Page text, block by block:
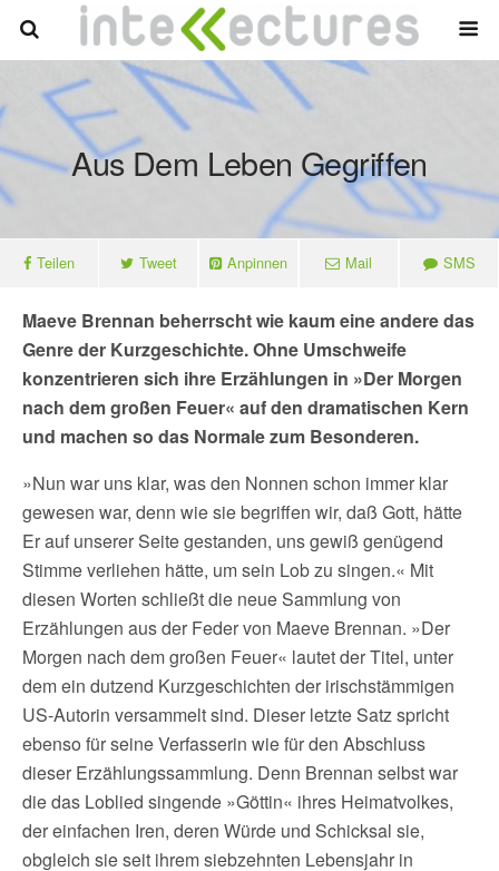
Aus Dem Leben Gegriffen
Teilen Tweet Anpinnen Mail SMS
Maeve Brennan beherrscht wie kaum eine andere das
Genre der Kurzgeschichte. Ohne Umschweife
konzentrieren sich ihre Erzählungen in »Der Morgen
nach dem großen Feuer« auf den dramatischen Kern
und machen so das Normale zum Besonderen.
»Nun war uns klar, was den Nonnen schon immer klar
gewesen war, denn wie sie begriffen wir, daß Gott, hätte
Er auf unserer Seite gestanden, uns gewiß genügend
Stimme verliehen hätte, um sein Lob zu singen.« Mit
diesen Worten schließt die neue Sammlung von
Erzählungen aus der Feder von Maeve Brennan. »Der
Morgen nach dem großen Feuer« lautet der Titel, unter
dem ein dutzend Kurzgeschichten der irischstämmigen
US-Autorin versammelt sind. Dieser letzte Satz spricht
ebenso für seine Verfasserin wie für den Abschluss
dieser Erzählungssammlung. Denn Brennan selbst war
die das Loblied singende »Göttin« ihres Heimatvolkes,
der einfachen Iren, deren Würde und Schicksal sie,
obgleich sie seit ihrem siebzehnten Lebensjahr in